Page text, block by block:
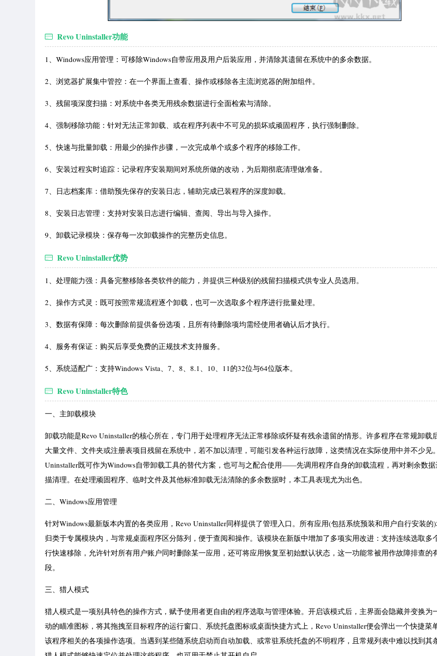
Revo Uninstaller功能
1、Windows应用管理：可移除Windows自带应用及用户后装应用，并清除其遗留在系统中的多余数据。
2、浏览器扩展集中管控：在一个界面上查看、操作或移除各主流浏览器的附加组件。
3、残留项深度扫描：对系统中各类无用残余数据进行全面检索与清除。
4、强制移除功能：针对无法正常卸载、或在程序列表中不可见的损坏或顽固程序，执行强制删除。
5、快速与批量卸载：用最少的操作步骤，一次完成单个或多个程序的移除工作。
6、安装过程实时追踪：记录程序安装期间对系统所做的改动，为后期彻底清理做准备。
7、日志档案库：借助预先保存的安装日志，辅助完成已装程序的深度卸载。
8、安装日志管理：支持对安装日志进行编辑、查阅、导出与导入操作。
9、卸载记录模块：保存每一次卸载操作的完整历史信息。
Revo Uninstaller优势
1、处理能力强：具备完整移除各类软件的能力，并提供三种级别的残留扫描模式供专业人员选用。
2、操作方式灵：既可按照常规流程逐个卸载，也可一次选取多个程序进行批量处理。
3、数据有保障：每次删除前提供备份选项，且所有待删除项均需经使用者确认后才执行。
4、服务有保证：购买后享受免费的正规技术支持服务。
5、系统适配广：支持Windows Vista、7、8、8.1、10、11的32位与64位版本。
Revo Uninstaller特色
一、主卸载模块
卸载功能是Revo Uninstaller的核心所在，专门用于处理程序无法正常移除或怀疑有残余遗留的情形。许多程序在常规卸载
大量文件、文件夹或注册表项目残留在系统中，若不加以清理，可能引发各种运行故障，这类情况在实际使用中并不少见
Uninstaller既可作为Windows自带卸载工具的替代方案，也可与之配合使用——先调用程序自身的卸载流程，再对剩余数
描清理。在处理顽固程序、临时文件及其他标准卸载无法清除的多余数据时，本工具表现尤为出色。
二、Windows应用管理
针对Windows最新版本内置的各类应用，Revo Uninstaller同样提供了管理入口。所有应用(包括系统预装和用户自行安装的
归类于专属模块内，与常规桌面程序区分陈列，便于查阅和操作。该模块在新版中增加了多项实用改进：支持连续选取多
行快速移除，允许针对所有用户账户同时删除某一应用，还可将应用恢复至初始默认状态，这一功能常被用作故障排查的
段。
三、猎人模式
猎人模式是一项别具特色的操作方式，赋予使用者更自由的程序选取与管理体验。开启该模式后，主界面会隐藏并变换为
动的瞄准图标，将其拖拽至目标程序的运行窗口、系统托盘图标或桌面快捷方式上，Revo Uninstaller便会弹出一个快捷菜
该程序相关的各项操作选项。当遇到某些随系统启动而自动加载、或常驻系统托盘的不明程序，且常规列表中难以找到其